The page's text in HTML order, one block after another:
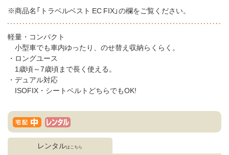
※商品名「トラベルベスト EC FIX」の欄をご覧ください。
軽量・コンパクト
小型車でも車内ゆったり、のせ替え収納らくらく。
・ロングユース
1歳頃～7歳頃まで長く使える。
・デュアル対応
ISOFIX・シートベルトどちらでもOK!
レンタルはこちら